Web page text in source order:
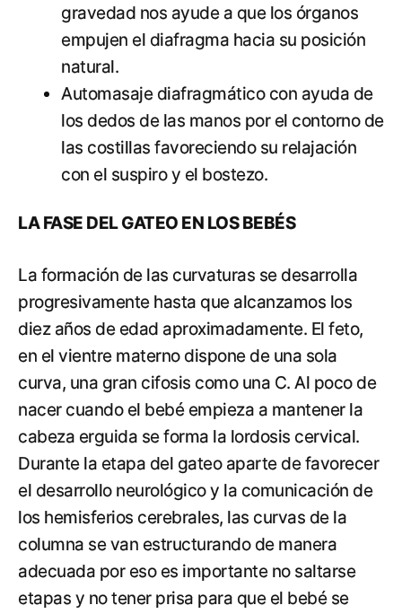
gravedad nos ayude a que los órganos
empujen el diafragma hacia su posición
natural.
Automasaje diafragmático con ayuda de
los dedos de las manos por el contorno de
las costillas favoreciendo su relajación
con el suspiro y el bostezo.
LA FASE DEL GATEO EN LOS BEBÉS
La formación de las curvaturas se desarrolla
progresivamente hasta que alcanzamos los
diez años de edad aproximadamente. El feto,
en el vientre materno dispone de una sola
curva, una gran cifosis como una C. Al poco de
nacer cuando el bebé empieza a mantener la
cabeza erguida se forma la lordosis cervical.
Durante la etapa del gateo aparte de favorecer
el desarrollo neurológico y la comunicación de
los hemisferios cerebrales, las curvas de la
columna se van estructurando de manera
adecuada por eso es importante no saltarse
etapas y no tener prisa para que el bebé se